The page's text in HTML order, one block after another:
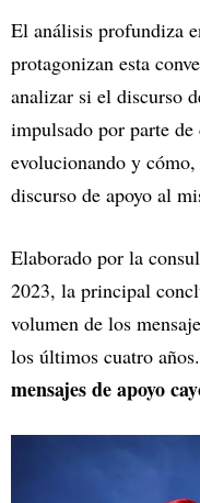
El análisis profundiza
protagonizan esta
analizar si el discurso
impulsado por parte de
evolucionando y
discurso de apoyo al
Elaborado por la
2023, la principal
volumen de los
los últimos cuatro años.
mensajes de apoyo